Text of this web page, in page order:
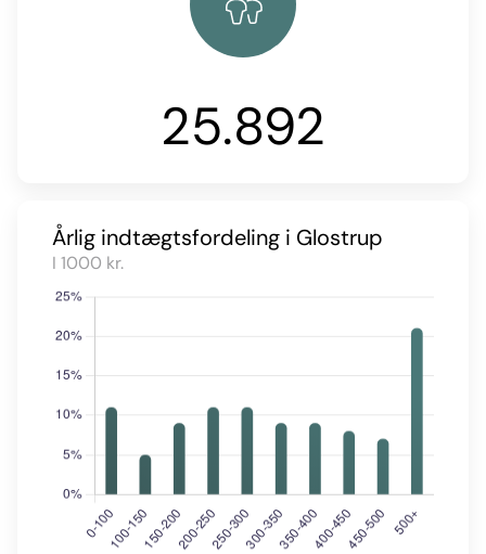
25.892
Årlig indtægtsfordeling i Glostrup
I 1000 kr.